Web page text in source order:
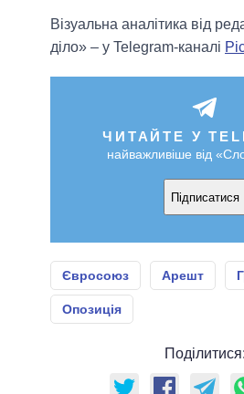
Візуальна аналітика від
діло» – у Telegram-каналі
ЧИТАЙТЕ У
найважливіше від
Підписатися
Євросоюз Арешт
Опозиція
Поділитися: